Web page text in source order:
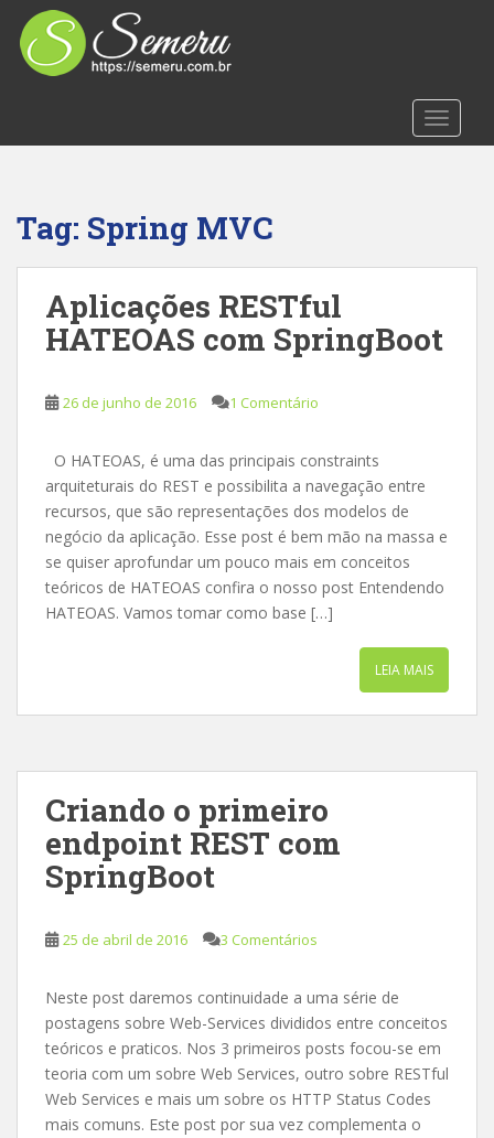
Tag: Spring MVC
Aplicações RESTful
HATEOAS com SpringBoot
26 de junho de 2016 1 Comentário
O HATEOAS, é uma das principais constraints
arquiteturais do REST e possibilita a navegação entre
recursos, que são representações dos modelos de
negócio da aplicação. Esse post é bem mão na massa e
se quiser aprofundar um pouco mais em conceitos
teóricos de HATEOAS confira o nosso post Entendendo
HATEOAS. Vamos tomar como base […]
LEIA MAIS
Criando o primeiro
endpoint REST com
SpringBoot
25 de abril de 2016 3 Comentários
Neste post daremos continuidade a uma série de
postagens sobre Web-Services divididos entre conceitos
teóricos e praticos. Nos 3 primeiros posts focou-se em
teoria com um sobre Web Services, outro sobre RESTful
Web Services e mais um sobre os HTTP Status Codes
mais comuns. Este post por sua vez complementa o